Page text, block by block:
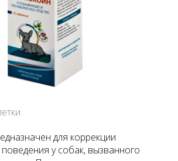
для коррекции
у собак, вызванного